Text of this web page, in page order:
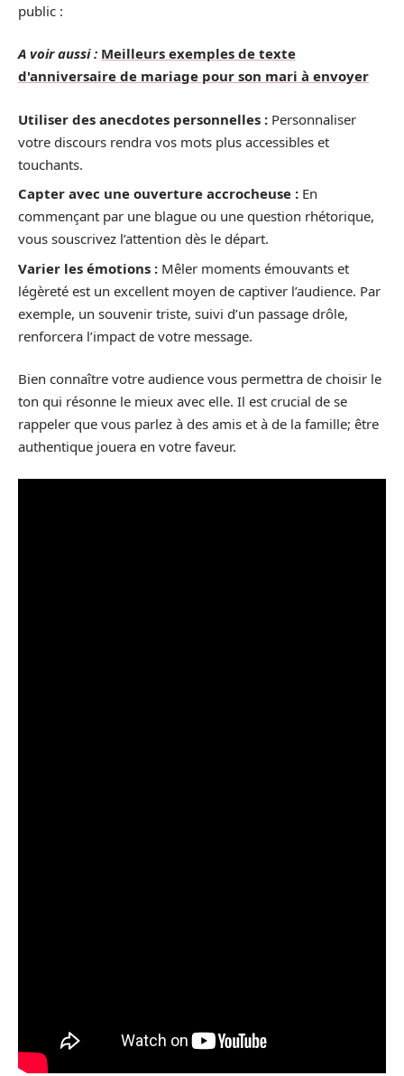
public :
A voir aussi : Meilleurs exemples de texte
d'anniversaire de mariage pour son mari à envoyer
Utiliser des anecdotes personnelles : Personnaliser
votre discours rendra vos mots plus accessibles et
touchants.
Capter avec une ouverture accrocheuse : En
commençant par une blague ou une question rhétorique,
vous souscrivez l’attention dès le départ.
Varier les émotions : Mêler moments émouvants et
légèreté est un excellent moyen de captiver l’audience. Par
exemple, un souvenir triste, suivi d’un passage drôle,
renforcera l’impact de votre message.
Bien connaître votre audience vous permettra de choisir le
ton qui résonne le mieux avec elle. Il est crucial de se
rappeler que vous parlez à des amis et à de la famille; être
authentique jouera en votre faveur.